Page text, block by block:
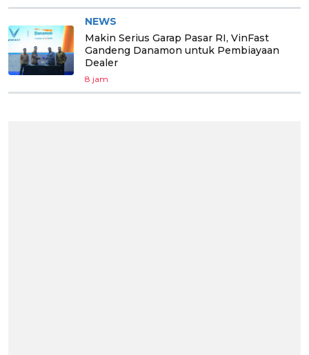
NEWS
Makin Serius Garap Pasar RI, VinFast
Gandeng Danamon untuk Pembiayaan
Dealer
8 jam